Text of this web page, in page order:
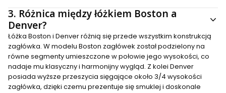
3. Różnica między łóżkiem Boston a
Denver?
Łóżka Boston i Denver różnią się przede wszystkim konstrukcją
zagłówka. W modelu Boston zagłówek został podzielony na
równe segmenty umieszczone w połowie jego wysokości, co
nadaje mu klasyczny i harmonijny wygląd. Z kolei Denver
posiada wyższe przeszycia sięgające około 3/4 wysokości
zagłówka, dzięki czemu prezentuje się smuklej i doskonale